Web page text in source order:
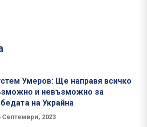
Умеров: Ще направя всичко
и невъзможно за
на Украйна
Септември, 2023